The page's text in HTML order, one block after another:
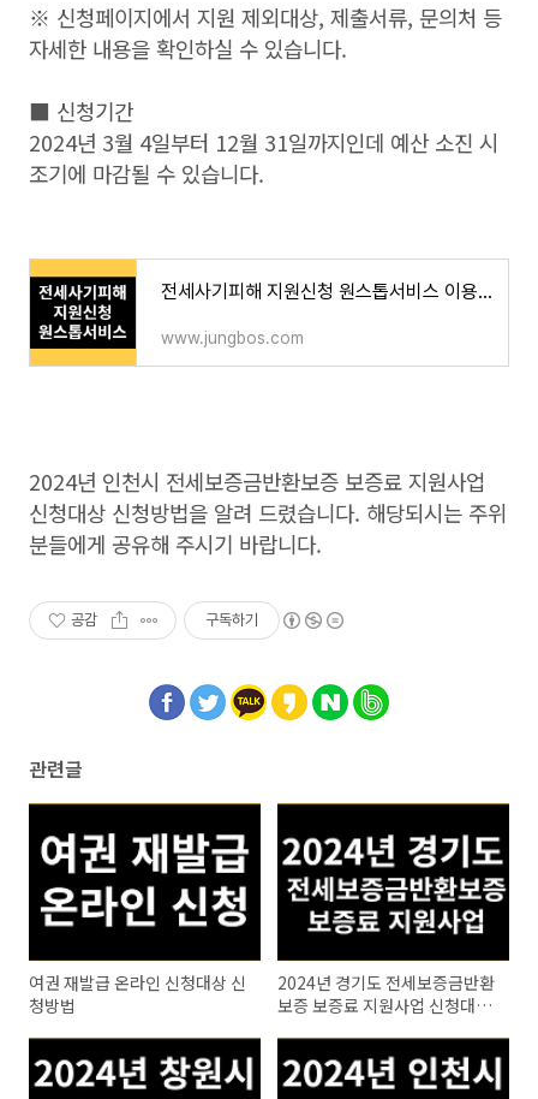
※ 신청페이지에서 지원 제외대상, 제출서류, 문의처 등
자세한 내용을 확인하실 수 있습니다.
■ 신청기간
2024년 3월 4일부터 12월 31일까지인데 예산 소진 시
조기에 마감될 수 있습니다.
전세사기피해 지원신청 원스톱서비스 이용방법
www.jungbos.com
2024년 인천시 전세보증금반환보증 보증료 지원사업
신청대상 신청방법을 알려 드렸습니다. 해당되시는 주위
분들에게 공유해 주시기 바랍니다.
공감 구독하기
관련글
여권 재발급 온라인 신청대상 신
청방법
2024년 경기도 전세보증금반환
보증 보증료 지원사업 신청대상